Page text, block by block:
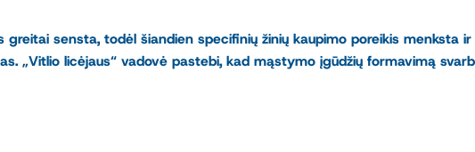
sensta, todėl šiandien specifinių žinių kaupimo poreikis menksta
„Vitlio licėjaus“ vadovė pastebi, kad mąstymo įgūdžių formavimą